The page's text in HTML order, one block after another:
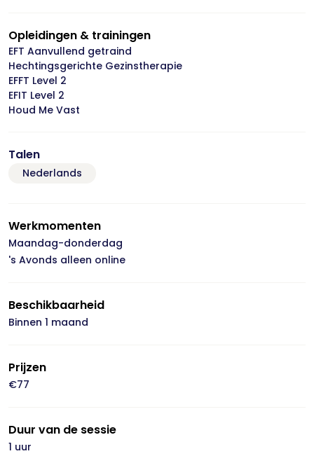
Opleidingen & trainingen
EFT Aanvullend getraind
Hechtingsgerichte Gezinstherapie
EFFT Level 2
EFIT Level 2
Houd Me Vast
Talen
Nederlands
Werkmomenten
Maandag-donderdag
's Avonds alleen online
Beschikbaarheid
Binnen 1 maand
Prijzen
€77
Duur van de sessie
1 uur